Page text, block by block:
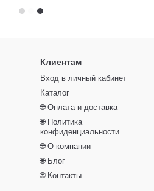
Клиентам
Вход в личный кабинет
Каталог
🌐 Оплата и доставка
🌐 Политика
конфиденциальности
🌐 О компании
🌐 Блог
🌐 Контакты